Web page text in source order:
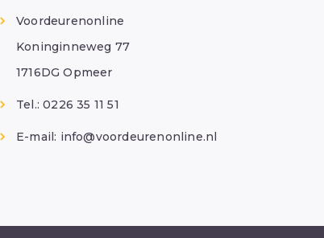
Voordeurenonline
Koninginneweg 77
1716DG Opmeer
Tel.: 0226 35 11 51
E-mail: info@voordeurenonline.nl